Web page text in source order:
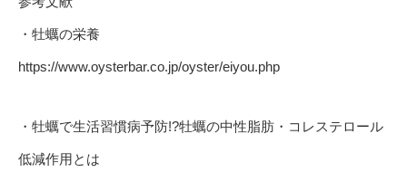
・牡蠣の栄養
https://www.oysterbar.co.jp/oyster/eiyou.php
・牡蠣で生活習慣病予防!?牡蠣の中性脂肪・コレステロール
低減作用とは